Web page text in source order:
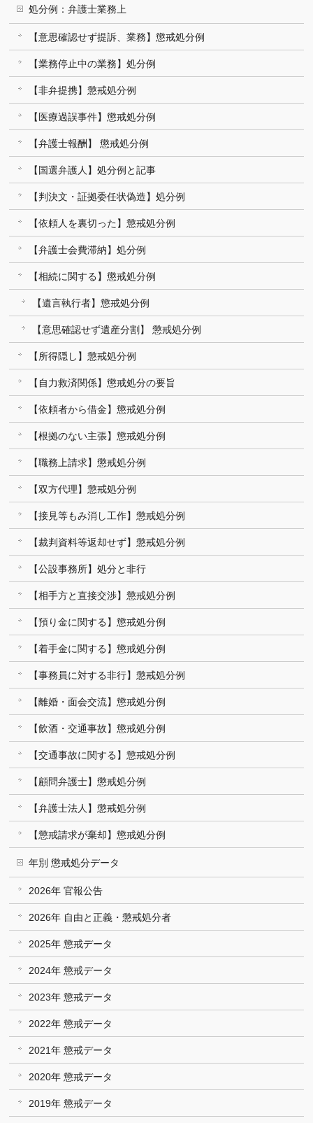
処分例：弁護士業務上
【意思確認せず提訴、業務】懲戒処分例
【業務停止中の業務】処分例
【非弁提携】懲戒処分例
【医療過誤事件】懲戒処分例
【弁護士報酬】 懲戒処分例
【国選弁護人】処分例と記事
【判決文・証拠委任状偽造】処分例
【依頼人を裏切った】懲戒処分例
【弁護士会費滞納】処分例
【相続に関する】懲戒処分例
【遺言執行者】懲戒処分例
【意思確認せず遺産分割】 懲戒処分例
【所得隠し】懲戒処分例
【自力救済関係】懲戒処分の要旨
【依頼者から借金】懲戒処分例
【根拠のない主張】懲戒処分例
【職務上請求】懲戒処分例
【双方代理】懲戒処分例
【接見等もみ消し工作】懲戒処分例
【裁判資料等返却せず】懲戒処分例
【公設事務所】処分と非行
【相手方と直接交渉】懲戒処分例
【預り金に関する】懲戒処分例
【着手金に関する】懲戒処分例
【事務員に対する非行】懲戒処分例
【離婚・面会交流】懲戒処分例
【飲酒・交通事故】懲戒処分例
【交通事故に関する】懲戒処分例
【顧問弁護士】懲戒処分例
【弁護士法人】懲戒処分例
【懲戒請求が棄却】懲戒処分例
年別 懲戒処分データ
2026年 官報公告
2026年 自由と正義・懲戒処分者
2025年 懲戒データ
2024年 懲戒データ
2023年 懲戒データ
2022年 懲戒データ
2021年 懲戒データ
2020年 懲戒データ
2019年 懲戒データ